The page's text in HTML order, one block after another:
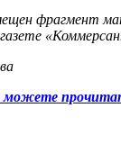
фрагмент
газете